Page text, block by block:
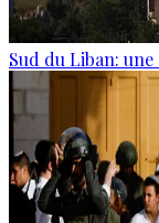
Sud du Liban: